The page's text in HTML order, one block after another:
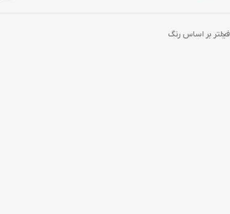
فیلتر بر اساس رنگ